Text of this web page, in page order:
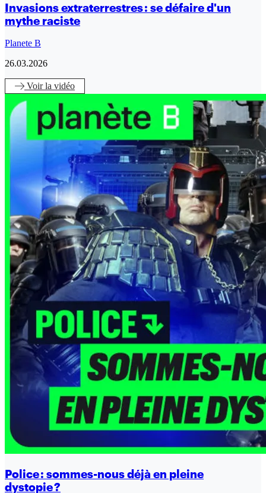
Invasions extraterrestres : se défaire d'un
mythe raciste
Planete B
26.03.2026
Voirla vidéo
Police : sommes-nous déjà en pleine
dystopie ?